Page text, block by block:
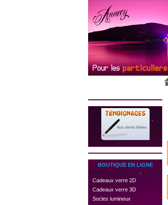
BOUTIQUE EN LIGNE
 Cadeaux verre 2D
 Cadeaux verre 3D
 Socles lumineux